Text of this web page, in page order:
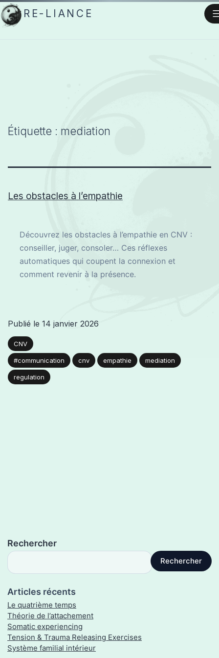
Aller
au
RE-LIANCE
Étiquette : mediation
Les obstacles à l’empathie
Découvrez les obstacles à l’empathie en CNV :
conseiller, juger, consoler… Ces réflexes
automatiques qui coupent la connexion et
comment revenir à la présence.
Publié le 14 janvier 2026
CNV
#communication cnv empathie mediation
regulation
Rechercher
Rechercher
Articles récents
Le quatrième temps
Théorie de l’attachement
Somatic experiencing
Tension & Trauma Releasing Exercises
Système familial intérieur